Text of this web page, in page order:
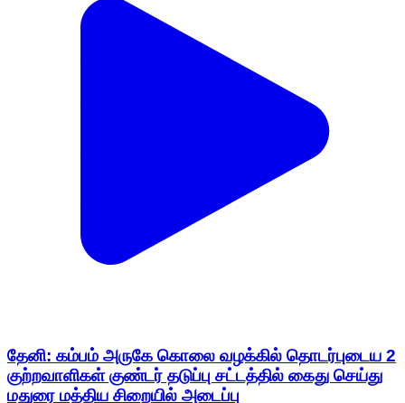
தேனி: கம்பம் அருகே கொலை வழக்கில் தொடர்புடைய 2
குற்றவாளிகள் குண்டர் தடுப்பு சட்டத்தில் கைது செய்து
மதுரை மத்திய சிறையில் அடைப்பு